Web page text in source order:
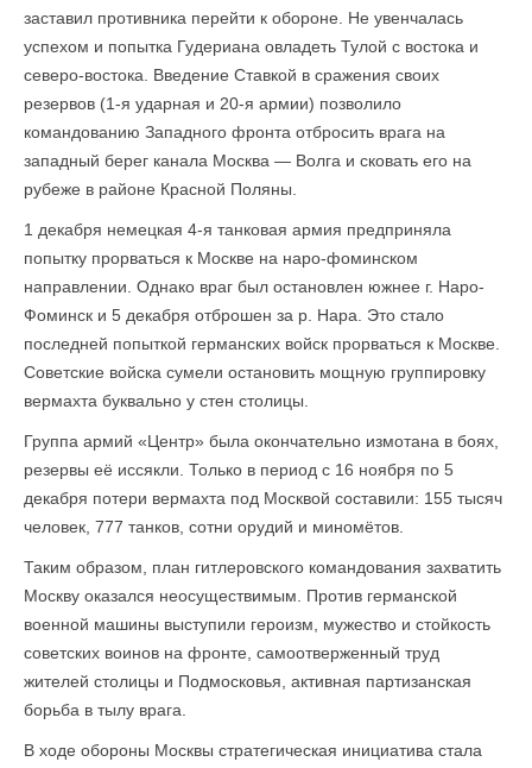
заставил противника перейти к обороне. Не увенчалась
успехом и попытка Гудериана овладеть Тулой с востока и
северо-востока. Введение Ставкой в сражения своих
резервов (1-я ударная и 20-я армии) позволило
командованию Западного фронта отбросить врага на
западный берег канала Москва — Волга и сковать его на
рубеже в районе Красной Поляны.
1 декабря немецкая 4-я танковая армия предприняла
попытку прорваться к Москве на наро-фоминском
направлении. Однако враг был остановлен южнее г. Наро-
Фоминск и 5 декабря отброшен за р. Нара. Это стало
последней попыткой германских войск прорваться к Москве.
Советские войска сумели остановить мощную группировку
вермахта буквально у стен столицы.
Группа армий «Центр» была окончательно измотана в боях,
резервы её иссякли. Только в период с 16 ноября по 5
декабря потери вермахта под Москвой составили: 155 тысяч
человек, 777 танков, сотни орудий и миномётов.
Таким образом, план гитлеровского командования захватить
Москву оказался неосуществимым. Против германской
военной машины выступили героизм, мужество и стойкость
советских воинов на фронте, самоотверженный труд
жителей столицы и Подмосковья, активная партизанская
борьба в тылу врага.
В ходе обороны Москвы стратегическая инициатива стала